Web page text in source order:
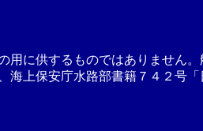
用に供するものではありません
海上保安庁水路部書籍７４２号